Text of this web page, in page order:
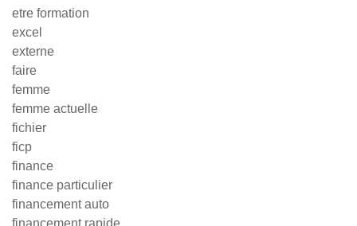
etre formation
excel
externe
faire
femme
femme actuelle
fichier
ficp
finance
finance particulier
financement auto
financement rapide